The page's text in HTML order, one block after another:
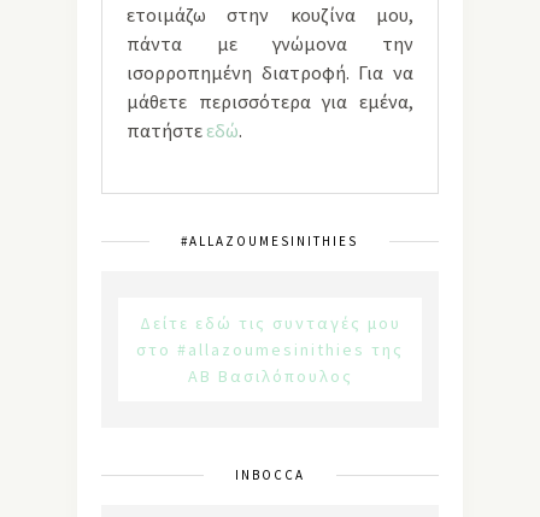
ετοιμάζω στην κουζίνα μου,
πάντα με γνώμονα την
ισορροπημένη διατροφή. Για να
μάθετε περισσότερα για εμένα,
πατήστε εδώ.
#ALLAZOUMESINITHIES
Δείτε εδώ τις συνταγές μου
στο #allazoumesinithies της
ΑΒ Βασιλόπουλος
INBOCCA